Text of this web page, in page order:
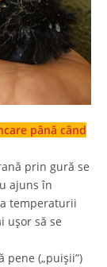
până când
prin gură se
ajuns în
temperaturii
ușor să se
pene („puișii”)